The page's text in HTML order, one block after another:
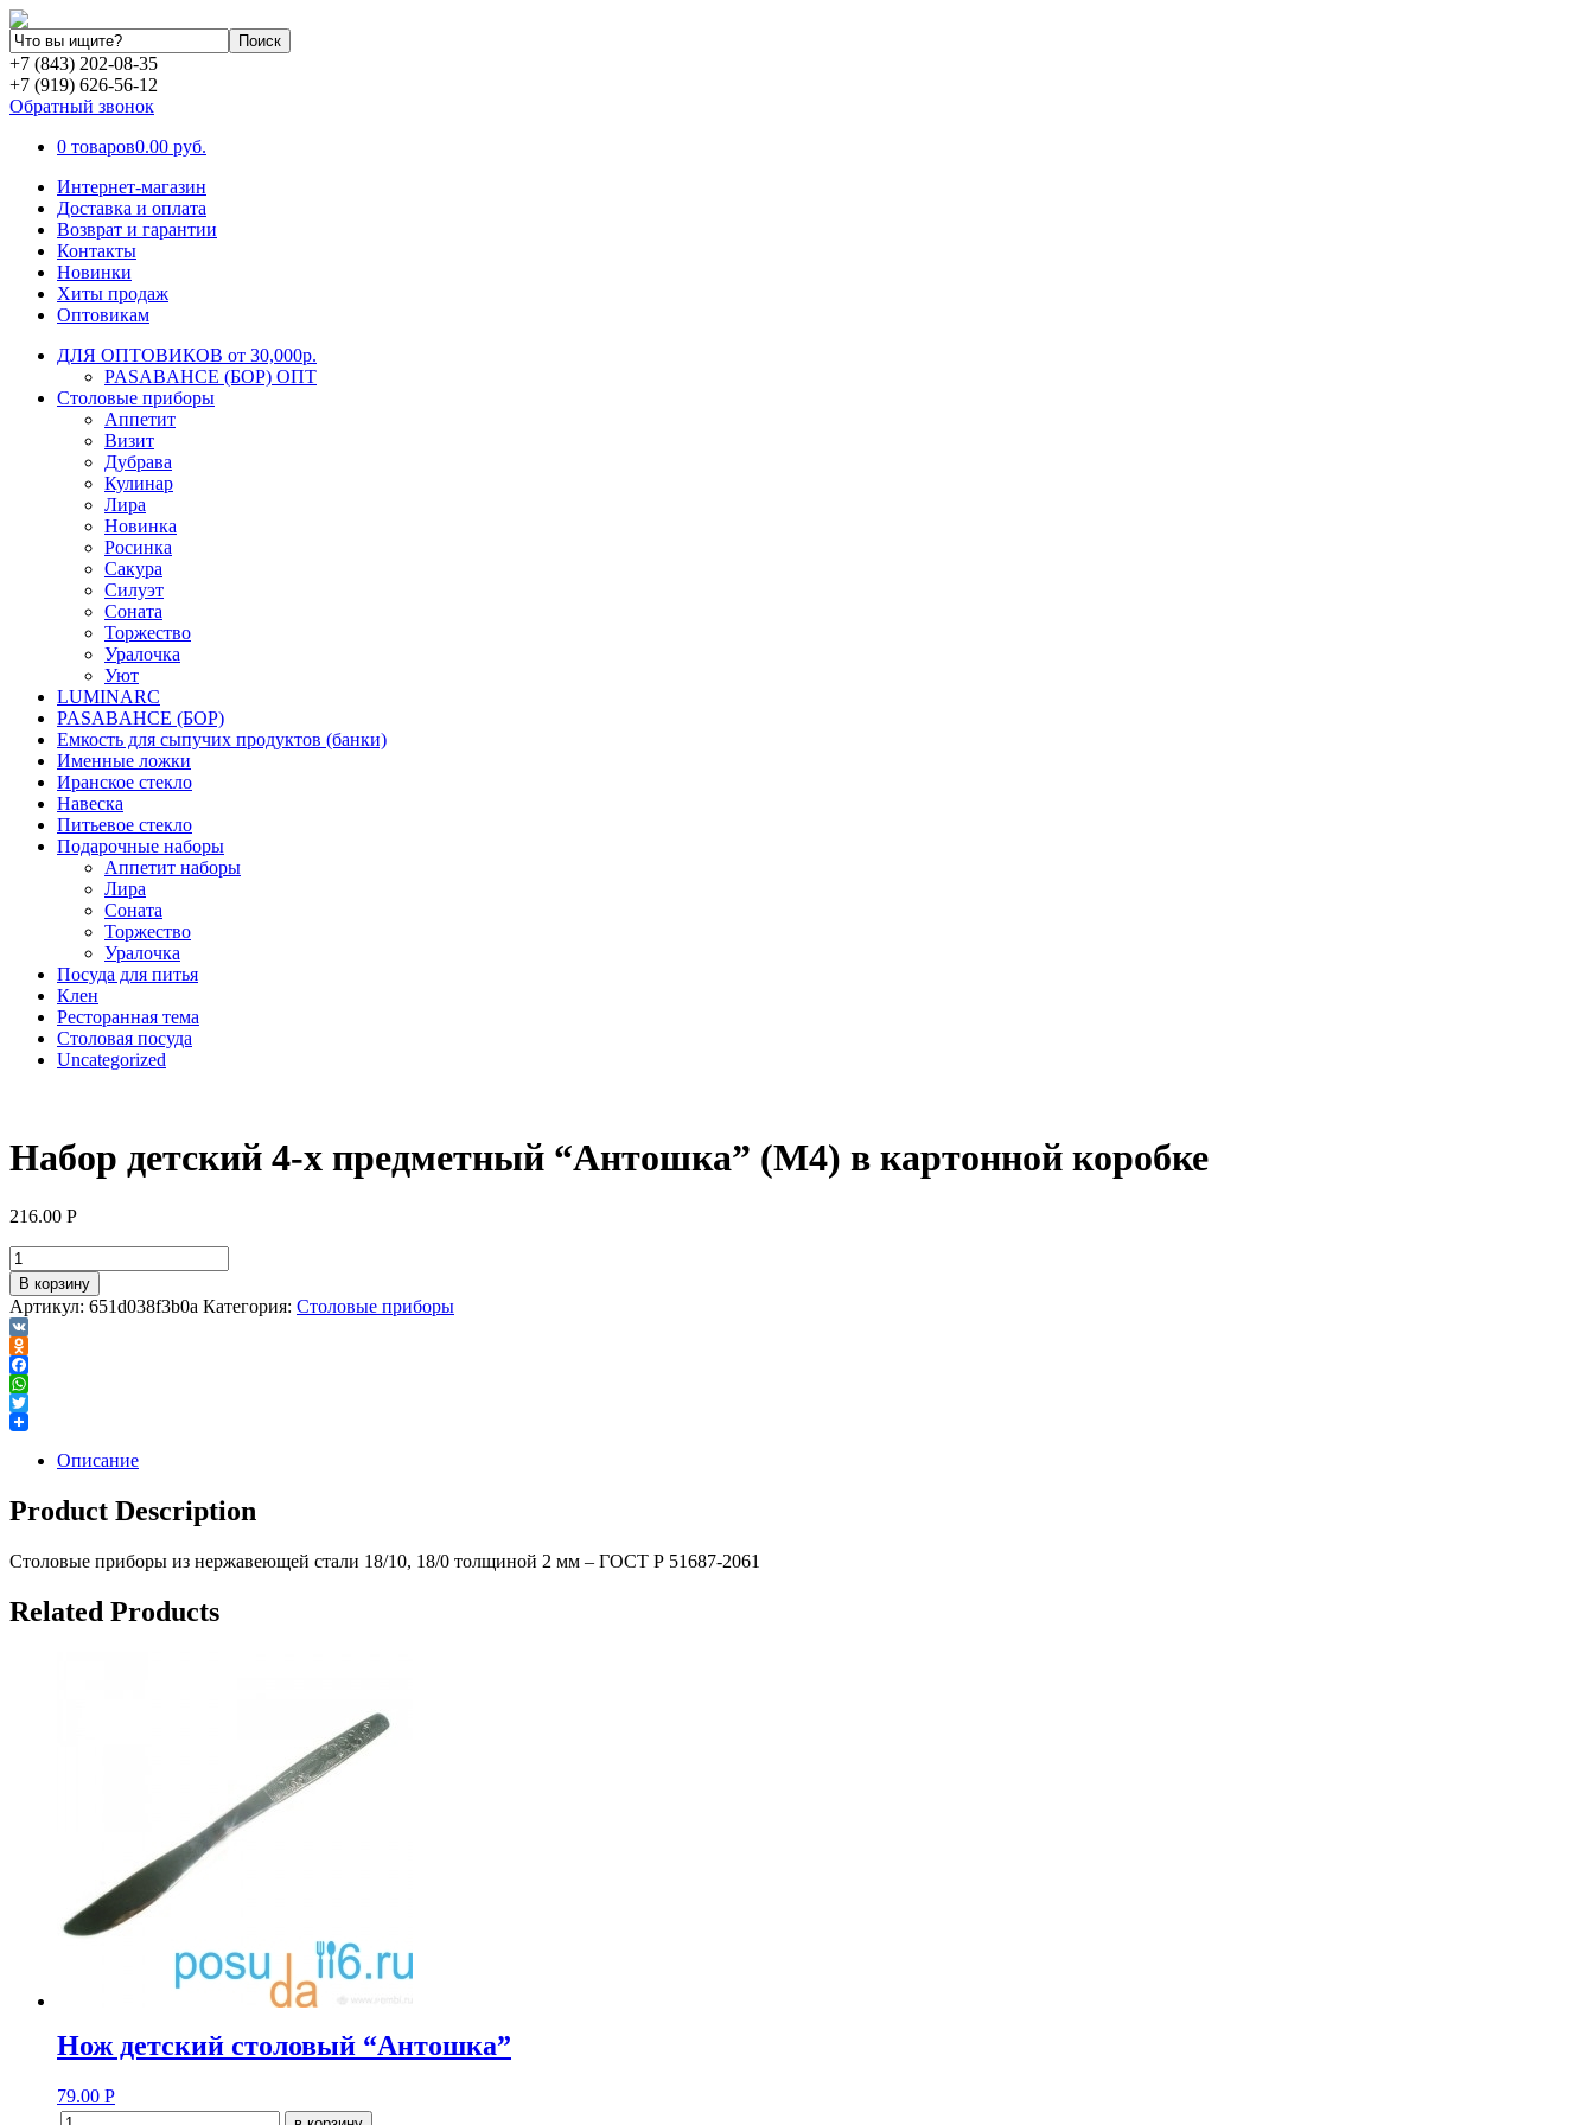
+7 (843) 202-08-35
+7 (919) 626-56-12
Обратный звонок
0 товаров0.00 руб.
Интернет-магазин
Доставка и оплата
Возврат и гарантии
Контакты
Новинки
Хиты продаж
Оптовикам
ДЛЯ ОПТОВИКОВ от 30,000р.
PASABAHCE (БОР) ОПТ
Столовые приборы
Аппетит
Визит
Дубрава
Кулинар
Лира
Новинка
Росинка
Сакура
Силуэт
Соната
Торжество
Уралочка
Уют
LUMINARC
PASABAHCE (БОР)
Емкость для сыпучих продуктов (банки)
Именные ложки
Иранское стекло
Навеска
Питьевое стекло
Подарочные наборы
Аппетит наборы
Лира
Соната
Торжество
Уралочка
Посуда для питья
Клен
Ресторанная тема
Столовая посуда
Uncategorized
Набор детский 4-х предметный “Антошка” (М4) в картонной коробке
216.00 Р
В корзину
Артикул: 651d038f3b0a Категория: Столовые приборы
VK
Odnoklassniki
Facebook
WhatsApp
Twitter
Описание
Product Description
Столовые приборы из нержавеющей стали 18/10, 18/0 толщиной 2 мм – ГОСТ Р 51687-2061
Related Products
Нож детский столовый “Антошка”
79.00 Р